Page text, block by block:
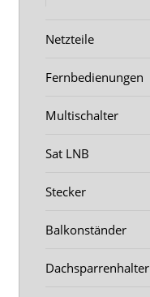
Netzteile
Fernbedienungen
Multischalter
Sat LNB
Stecker
Balkonständer
Dachsparrenhalter